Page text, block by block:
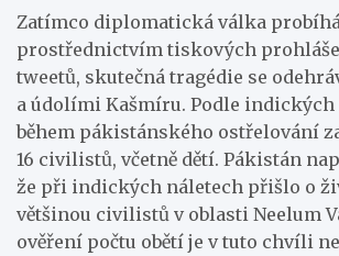
Zatímco diplomatická válka probíhá
prostřednictvím tiskových
tweetů, skutečná tragédie se
a údolími Kašmíru. Podle indických
během pákistánského ostřelování
16 civilistů, včetně dětí. Pákistán
že při indických náletech přišlo o
většinou civilistů v oblasti Neelum
ověření počtu obětí je v tuto chvíli